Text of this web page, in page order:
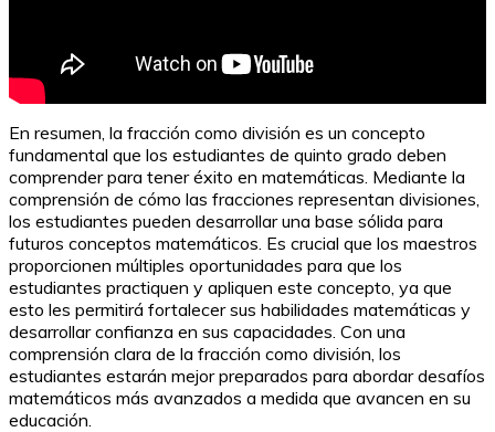
En resumen, la fracción como división es un concepto
fundamental que los estudiantes de quinto grado deben
comprender para tener éxito en matemáticas. Mediante la
comprensión de cómo las fracciones representan divisiones,
los estudiantes pueden desarrollar una base sólida para
futuros conceptos matemáticos. Es crucial que los maestros
proporcionen múltiples oportunidades para que los
estudiantes practiquen y apliquen este concepto, ya que
esto les permitirá fortalecer sus habilidades matemáticas y
desarrollar confianza en sus capacidades. Con una
comprensión clara de la fracción como división, los
estudiantes estarán mejor preparados para abordar desafíos
matemáticos más avanzados a medida que avancen en su
educación.